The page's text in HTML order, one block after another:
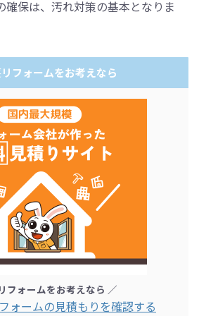
確保は、汚れ対策の基本となりま
フォームをお考えなら
フォームをお考えなら ／
ォームの見積もりを確認する